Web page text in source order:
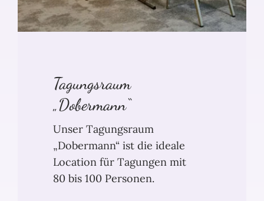
Tagungsraum
„Dobermann“
Unser Tagungsraum
„Dobermann“ ist die ideale
Location für Tagungen mit
80 bis 100 Personen.